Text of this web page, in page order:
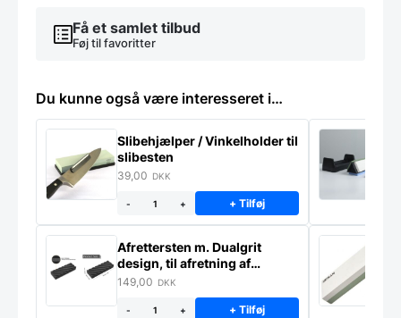
Få et samlet tilbud
Føj til favoritter
Du kunne også være interesseret i…
Slibehjælper / Vinkelholder til
slibesten
39,00 DKK
- + + Tilføj
Afrettersten m. Dualgrit
design, til afretning af
slibesten
149,00 DKK
- + + Tilføj